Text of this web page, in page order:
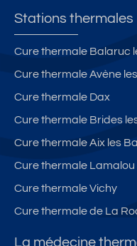
Stations thermales
Cure thermale Balaruc
Cure thermale Avène
Cure thermale Dax
Cure thermale Brides
Cure thermale Aix les
Cure thermale Lamalou
Cure thermale Vichy
Cure thermale de La
La médecine